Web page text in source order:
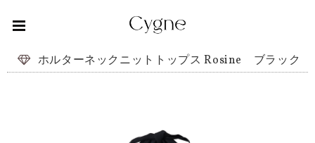
ホルターネックニットトップス Rosine ブラック